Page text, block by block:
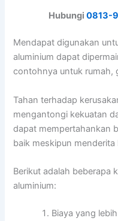
Hubungi 0813-
Mendapat digunakan
aluminium dapat
contohnya untuk rumah,
Tahan terhadap
mengantongi kekuatan
dapat mempertahankan
baik meskipun
Berikut adalah beberapa
aluminium:
Biaya yang